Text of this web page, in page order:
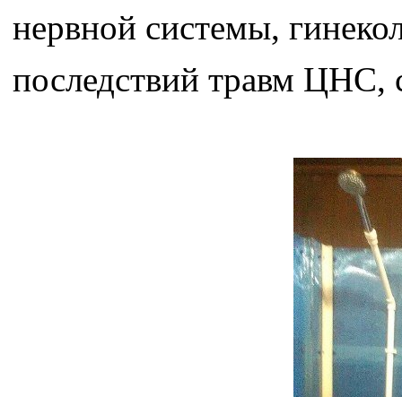
нервной системы,
последствий травм ЦНС,